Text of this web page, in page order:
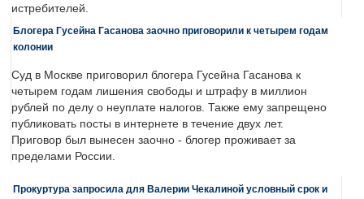
истребителей.
Блогера Гусейна Гасанова заочно приговорили к четырем годам
колонии
Суд в Москве приговорил блогера Гусейна Гасанова к
четырем годам лишения свободы и штрафу в миллион
рублей по делу о неуплате налогов. Также ему запрещено
публиковать посты в интернете в течение двух лет.
Приговор был вынесен заочно - блогер проживает за
пределами России.
Прокуртура запросила для Валерии Чекалиной условный срок и